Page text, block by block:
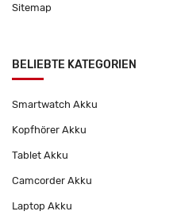
Sitemap
BELIEBTE KATEGORIEN
Smartwatch Akku
Kopfhörer Akku
Tablet Akku
Camcorder Akku
Laptop Akku